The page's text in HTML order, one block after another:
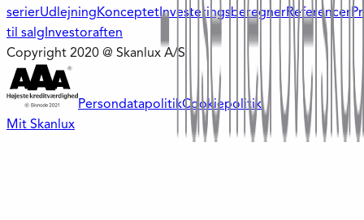
serierUdlejningKonceptetInvesteringsberegnerReferencer
til salg Investoraften
Copyright 2020 @ Skanlux A/S
PersondatapolitikCookiepolitik
Mit Skanlux